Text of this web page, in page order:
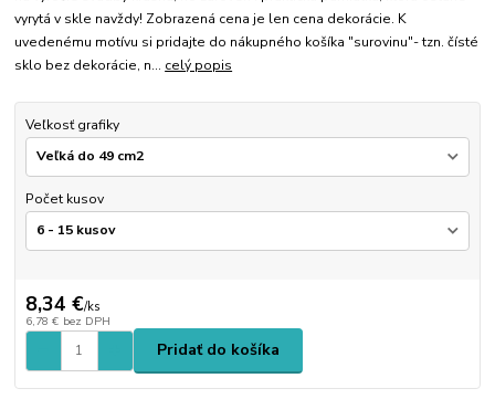
vyrytá v skle navždy! Zobrazená cena je len cena dekorácie. K
uvedenému motívu si pridajte do nákupného košíka "surovinu"- tzn. čísté
sklo bez dekorácie, n... celý popis
Veľkosť grafiky
Počet kusov
8,34 €/ks
6,78 € bez DPH
Pridať do košíka